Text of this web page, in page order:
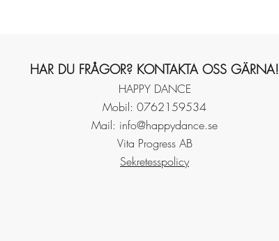
HAR DU FRÅGOR? KONTAKTA OSS GÄRNA!
HAPPY DANCE
Mobil: 0762159534
Mail: info@happydance.se
Vita Progress AB
Sekretesspolicy